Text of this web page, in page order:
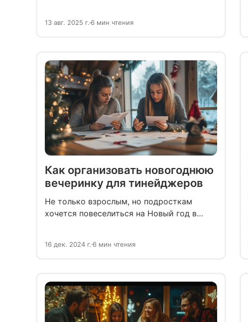
канун праздника своими руками.
13 авг. 2025 г. 6 мин чтения
Как организовать новогоднюю
вечеринку для тинейджеров
Не только взрослым, но подросткам
хочется повеселиться на Новый год в
организацией вечеринки самостоятельно.
безопасности и возможностями
родителей.
16 дек. 2024 г. 6 мин чтения